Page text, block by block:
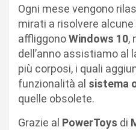
Ogni mese vengono
mirati a risolvere
affliggonoWindows 10,
dell’anno assistiamo al
più corposi, i quali
funzionalità al sistema
quelle obsolete.
Grazie al PowerToys di